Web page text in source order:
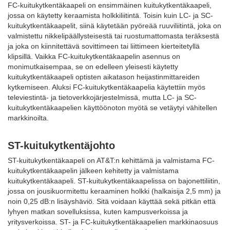
FC-kuitukytkentäkaapeli on ensimmäinen kuitukytkentäkaapeli,
jossa on käytetty keraamista holkkiliitintä. Toisin kuin LC- ja SC-
kuitukytkentäkaapelit, siinä käytetään pyöreää ruuviliitintä, joka on
valmistettu nikkelipäällysteisestä tai ruostumattomasta teräksestä
ja joka on kiinnitettävä sovittimeen tai liittimeen kierteitetyllä
klipsillä. Vaikka FC-kuitukytkentäkaapelin asennus on
monimutkaisempaa, se on edelleen yleisesti käytetty
kuitukytkentäkaapeli optisten aikatason heijastinmittareiden
kytkemiseen. Aluksi FC-kuitukytkentäkaapelia käytettiin myös
televiestintä- ja tietoverkkojärjestelmissä, mutta LC- ja SC-
kuitukytkentäkaapelien käyttöönoton myötä se vetäytyi vähitellen
markkinoilta.
ST-kuitukytkentäjohto
ST-kuitukytkentäkaapeli on AT&T:n kehittämä ja valmistama FC-
kuitukytkentäkaapelin jälkeen kehitetty ja valmistama
kuitukytkentäkaapeli. ST-kuitukytkentäkaapelissa on bajonettiliitin,
jossa on jousikuormitettu keraaminen holkki (halkaisija 2,5 mm) ja
noin 0,25 dB:n lisäyshäviö. Sitä voidaan käyttää sekä pitkän että
lyhyen matkan sovelluksissa, kuten kampusverkoissa ja
yritysverkoissa. ST- ja FC-kuitukytkentäkaapelien markkinaosuus